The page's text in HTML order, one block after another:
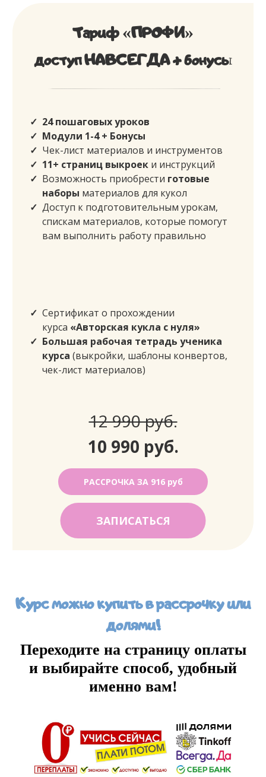
Тариф «ПРОФИ»
доступ НАВСЕГДА + бонусы
24 пошаговых уроков
Модули 1-4 + Бонусы
Чек-лист материалов и инструментов
11+ страниц выкроеки инструкций
Возможность приобрести готовые
наборы материалов для кукол
Доступ к подготовительным урокам,
спискам материалов, которые помогут
вам выполнить работу правильно
Сертификат о прохождении
курса «Авторская кукла с нуля»
Большая рабочая тетрадь ученика
курса (выкройки, шаблоны конвертов,
чек-лист материалов)
12 990 руб.
10 990 руб.
РАССРОЧКА ЗА 916 руб
ЗАПИСАТЬСЯ
Курс можно купить в рассрочку или
долями!
Переходите на страницу оплаты
и выбирайте способ, удобный
именно вам!